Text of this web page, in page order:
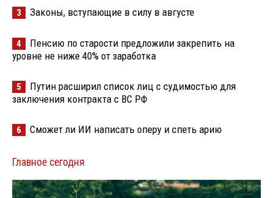
3 Законы, вступающие в силу в августе
4
Пенсию по старости предложили закрепить на
уровне не ниже 40% от заработка
5
Путин расширил список лиц с судимостью для
заключения контракта с ВС РФ
6 Сможет ли ИИ написать оперу и спеть арию
Главное сегодня